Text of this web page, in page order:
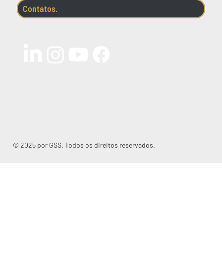
Contatos.
© 2025 por GSS. Todos os direitos reservados.